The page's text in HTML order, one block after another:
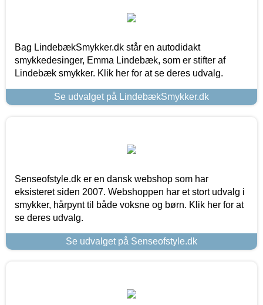
Bag LindebækSmykker.dk står en autodidakt
smykkedesinger, Emma Lindebæk, som er stifter af
Lindebæk smykker. Klik her for at se deres udvalg.
Se udvalget på LindebækSmykker.dk
Senseofstyle.dk er en dansk webshop som har
eksisteret siden 2007. Webshoppen har et stort udvalg i
smykker, hårpynt til både voksne og børn. Klik her for at
se deres udvalg.
Se udvalget på Senseofstyle.dk